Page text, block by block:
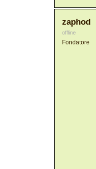
zaphod
offline
Fondatore